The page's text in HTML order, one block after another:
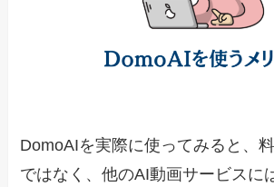
DomoAIを実際に使ってみると、
ではなく、他のAI動画サービスに